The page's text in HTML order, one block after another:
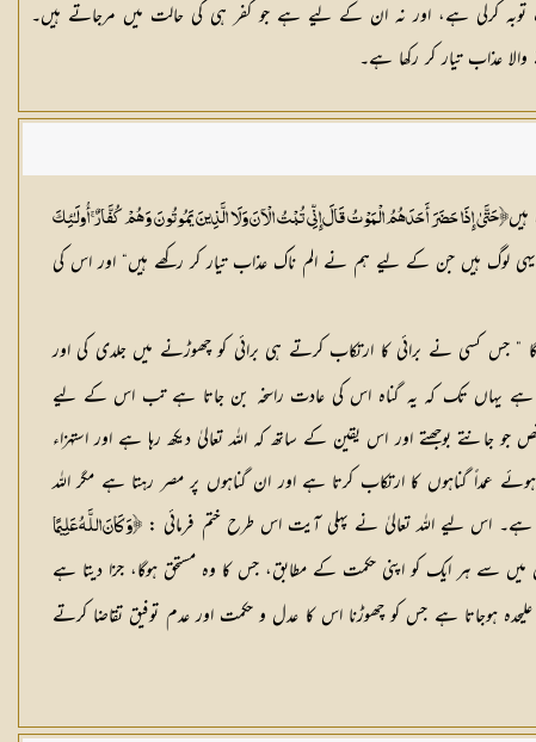
کرلی ہے، اور نہ ان کے لیے ہے جو کفر ہی کی حالت میں مرجاتے ہیں۔
عذاب تیار کر رکھا ہے۔
ہیں﴿حَتَّىٰ إِذَا حَضَرَ أَحَدَهُمُ الْمَوْتُ قَالَ إِنِّي تُبْتُ الْآنَ وَلَا الَّذِينَ يَمُوتُونَ وَهُمْ كُفَّارٌ ۚ أُولَـٰئِكَ
لوگ ہیں جن کے لیے ہم نے الم ناک عذاب تیار کر رکھے ہیں“ اور اس کی
کسی نے برائی کا ارتکاب کرتے ہی برائی کو چھوڑنے میں جلدی کی اور
ہے یہاں تک کہ یہ گناہ اس کی عادت راسخہ بن جاتا ہے تب اس کے لیے
بوجھتے اور اس یقین کے ساتھ کہ اللہ تعالیٰ دیکھ رہا ہے اور استہزاء
عمداً گناہوں کا ارتکاب کرتا ہے اور ان گناہوں پر مصر رہتا ہے مگر اللہ
ہے۔ اس لیے اللہ تعالیٰ نے پہلی آیت اس طرح ختم فرمائی : ﴿وَكَانَ اللَّـهُ عَلِيمًا
میں سے ہر ایک کو اپنی حکمت کے مطابق، جس کا وہ مستحق ہوگا، جزا دیتا ہے
ہوجاتا ہے جس کو چھوڑنا اس کا عدل و حکمت اور عدم توفیق تقاضا کرتے